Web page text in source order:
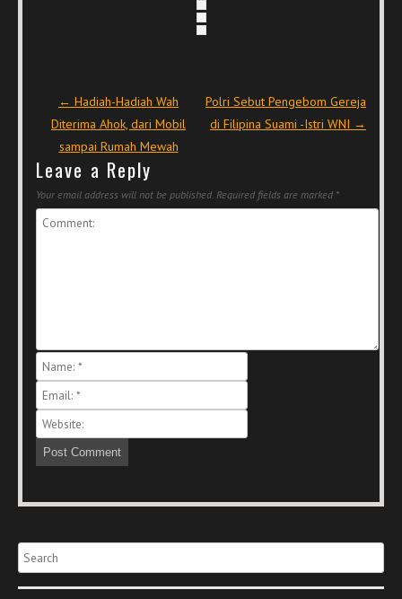
Post navigation
← Hadiah-Hadiah Wah
Diterima Ahok, dari Mobil
sampai Rumah Mewah
Polri Sebut Pengebom Gereja
di Filipina Suami -Istri WNI →
Leave a Reply
Your email address will not be published. Required fields are marked *
Search